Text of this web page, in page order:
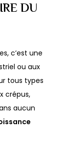
DU
c’est une
ou aux
tous types
crépus,
aucun